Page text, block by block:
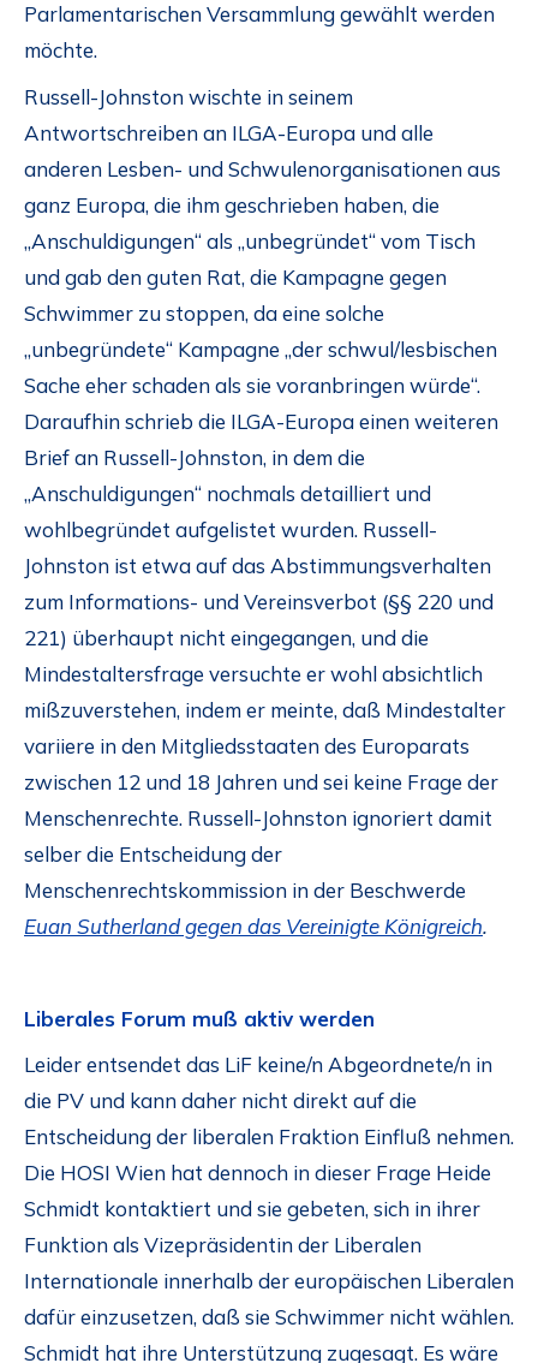
Parlamentarischen Versammlung gewählt werden
möchte.
Russell-Johnston wischte in seinem
Antwortschreiben an ILGA-Europa und alle
anderen Lesben- und Schwulenorganisationen aus
ganz Europa, die ihm geschrieben haben, die
„Anschuldigungen“ als „unbegründet“ vom Tisch
und gab den guten Rat, die Kampagne gegen
Schwimmer zu stoppen, da eine solche
„unbegründete“ Kampagne „der schwul/lesbischen
Sache eher schaden als sie voranbringen würde“.
Daraufhin schrieb die ILGA-Europa einen weiteren
Brief an Russell-Johnston, in dem die
„Anschuldigungen“ nochmals detailliert und
wohlbegründet aufgelistet wurden. Russell-
Johnston ist etwa auf das Abstimmungsverhalten
zum Informations- und Vereinsverbot (§§ 220 und
221) überhaupt nicht eingegangen, und die
Mindestaltersfrage versuchte er wohl absichtlich
mißzuverstehen, indem er meinte, daß Mindestalter
variiere in den Mitgliedsstaaten des Europarats
zwischen 12 und 18 Jahren und sei keine Frage der
Menschenrechte. Russell-Johnston ignoriert damit
selber die Entscheidung der
Menschenrechtskommission in der Beschwerde
Euan Sutherland gegen das Vereinigte Königreich.
Liberales Forum muß aktiv werden
Leider entsendet das LiF keine/n Abgeordnete/n in
die PV und kann daher nicht direkt auf die
Entscheidung der liberalen Fraktion Einfluß nehmen.
Die HOSI Wien hat dennoch in dieser Frage Heide
Schmidt kontaktiert und sie gebeten, sich in ihrer
Funktion als Vizepräsidentin der Liberalen
Internationale innerhalb der europäischen Liberalen
dafür einzusetzen, daß sie Schwimmer nicht wählen.
Schmidt hat ihre Unterstützung zugesagt. Es wäre